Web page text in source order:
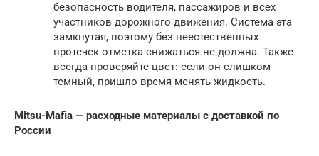
безопасность водителя, пассажиров и всех
участников дорожного движения. Система эта
замкнутая, поэтому без неестественных
протечек отметка снижаться не должна. Также
всегда проверяйте цвет: если он слишком
темный, пришло время менять жидкость.
Mitsu-Mafia — расходные материалы с доставкой по
России